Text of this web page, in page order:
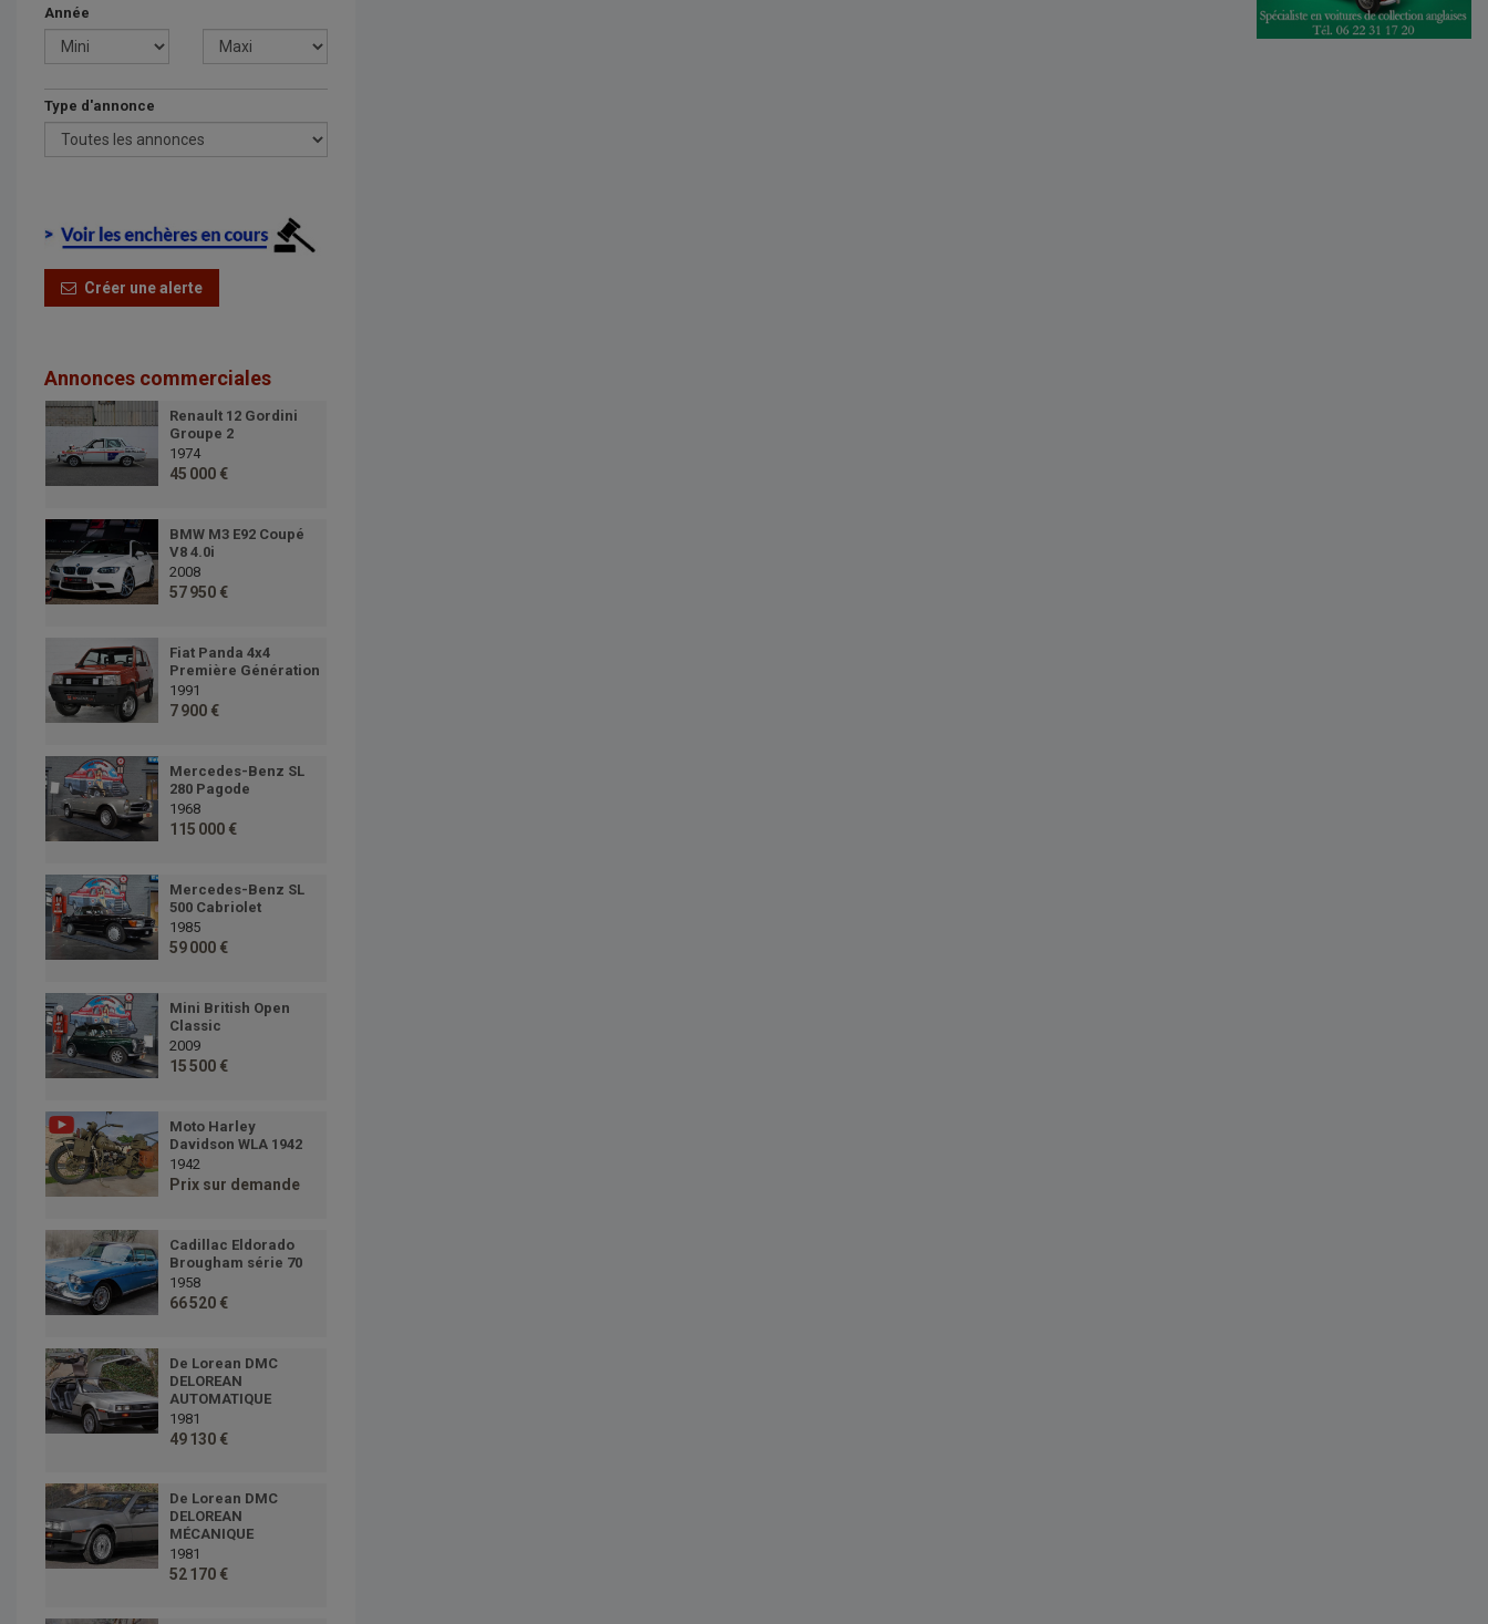
Année
Type d'annonce
Créer une alerte
Annonces commerciales
Renault 12 Gordini
Groupe 2
1974
45 000 €
BMW M3 E92 Coupé
V8 4.0i
2008
57 950 €
Fiat Panda 4x4
Première Génération
1991
7 900 €
Mercedes-Benz SL
280 Pagode
1968
115 000 €
Mercedes-Benz SL
500 Cabriolet
1985
59 000 €
Mini British Open
Classic
2009
15 500 €
Moto Harley
Davidson WLA 1942
1942
Prix sur demande
Cadillac Eldorado
Brougham série 70
1958
66 520 €
De Lorean DMC
DELOREAN
AUTOMATIQUE
1981
49 130 €
De Lorean DMC
DELOREAN
MÉCANIQUE
1981
52 170 €